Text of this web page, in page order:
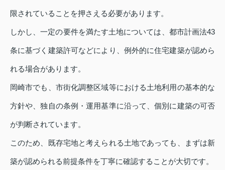
限されていることを押さえる必要があります。
しかし、一定の要件を満たす土地については、都市計画法43
条に基づく建築許可などにより、例外的に住宅建築が認めら
れる場合があります。
岡崎市でも、市街化調整区域等における土地利用の基本的な
方針や、独自の条例・運用基準に沿って、個別に建築の可否
が判断されています。
このため、既存宅地と考えられる土地であっても、まずは新
築が認められる前提条件を丁寧に確認することが大切です。